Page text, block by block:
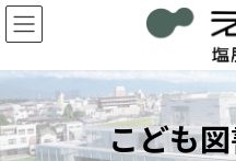
コ
ン
ン
ツ
へ
ス
ナ
ビ
ー
シ
ョ
ン
こども